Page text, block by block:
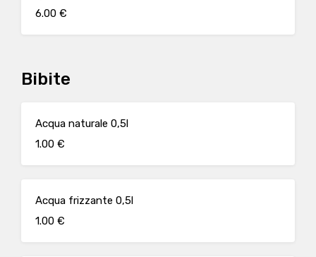
6.00 €
Bibite
Acqua naturale 0,5l
1.00 €
Acqua frizzante 0,5l
1.00 €